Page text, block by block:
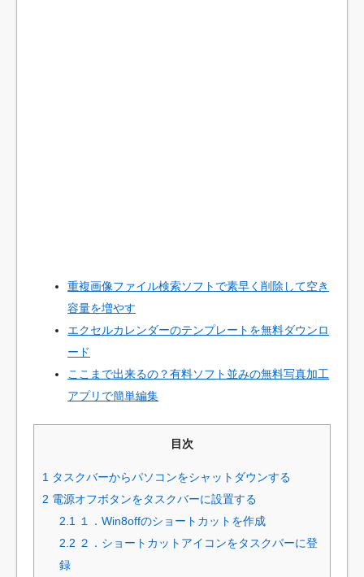
重複画像ファイル検索ソフトで素早く削除して空き
容量を増やす
エクセルカレンダーのテンプレートを無料ダウンロ
ード
ここまで出来るの？有料ソフト並みの無料写真加工
アプリで簡単編集
目次
1 タスクバーからパソコンをシャットダウンする
2 電源オフボタンをタスクバーに設置する
2.1
１．Win8offのショートカットを作成
2.2 ２．ショートカットアイコンをタスクバーに登
録